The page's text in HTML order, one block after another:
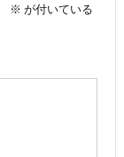
※ が付いている